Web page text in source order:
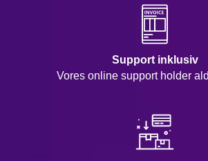
Support inklusiv
Vores online support holder